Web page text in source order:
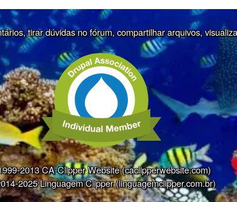
tirar dúvidas no fórum, compartilhar arquivos,
2013 CA-Clipper Website (caclipperwebsite.com)
2025 Linguagem Clipper (linguagemclipper.com.br)